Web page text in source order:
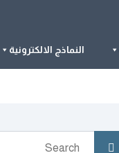
النماذج الالكترونية